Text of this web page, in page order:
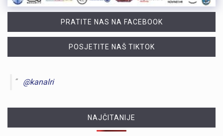
PRATITE NAS NA FACEBOOK
POSJETITE NAŠ TIKTOK
@kanalri
NAJČITANIJE